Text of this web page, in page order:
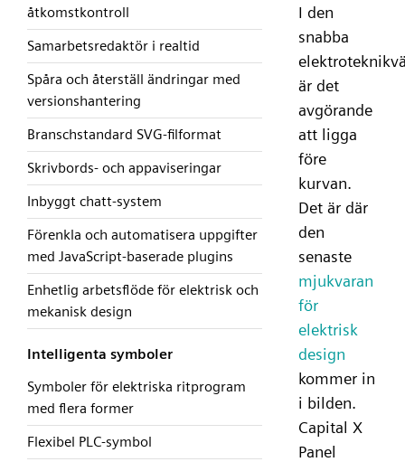
åtkomstkontroll
Samarbetsredaktör i realtid
Spåra och återställ ändringar med
versionshantering
Branschstandard SVG-filformat
Skrivbords- och appaviseringar
Inbyggt chatt-system
Förenkla och automatisera uppgifter
med JavaScript-baserade plugins
Enhetlig arbetsflöde för elektrisk och
mekanisk design
Intelligenta symboler
Symboler för elektriska ritprogram
med flera former
Flexibel PLC-symbol
I den
snabba
är det
avgörande
att ligga
före
kurvan.
Det är där
den
senaste
mjukvaran
för
elektrisk
design
kommer in
i bilden.
Capital X
Panel